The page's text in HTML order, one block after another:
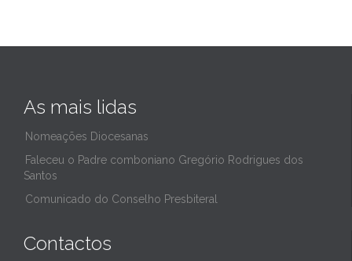
As mais lidas
Nomeações Diocesanas
Faleceu o Padre comboniano Gregório Rodrigues dos
Santos
Comunicado do Conselho Presbiteral
Contactos